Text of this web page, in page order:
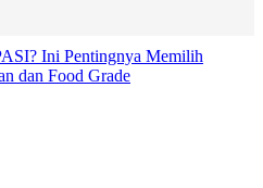
Ini Pentingnya Memilih
dan Food Grade